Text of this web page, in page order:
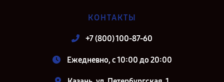
КОНТАКТЫ
+7 (800) 100-87-60
Ежедневно, с 10:00 до 20:00